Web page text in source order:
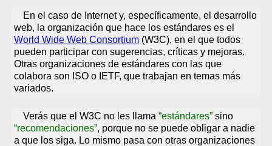
En el caso de Internet y, específicamente, el desarrollo
web, la organización que hace los estándares es el
World Wide Web Consortium(W3C), en el que todos
pueden participar con sugerencias, críticas y mejoras.
Otras organizaciones de estándares con las que
colabora son ISO o IETF, que trabajan en temas más
variados.
Verás que el W3C no les llama estándares sino
recomendaciones , porque no se puede obligar a nadie
a que los siga. Lo mismo pasa con otras organizaciones